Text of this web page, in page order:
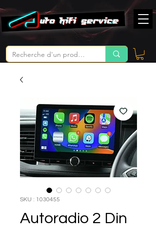
SKU : 1030455
Autoradio 2 Din